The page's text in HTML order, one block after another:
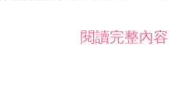
閱讀完整內容